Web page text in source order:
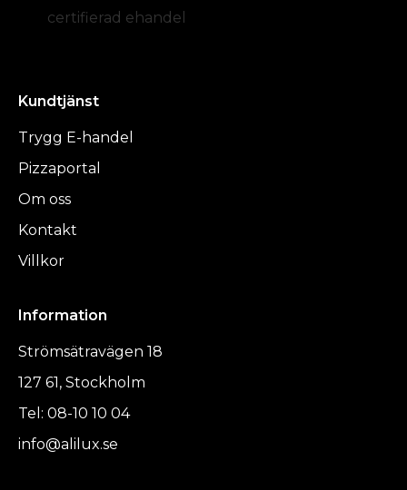
certifierad ehandel
Kundtjänst
Trygg E-handel
Pizzaportal
Om oss
Kontakt
Villkor
Information
Strömsätravägen 18
127 61, Stockholm
Tel: 08-10 10 04
info@alilux.se